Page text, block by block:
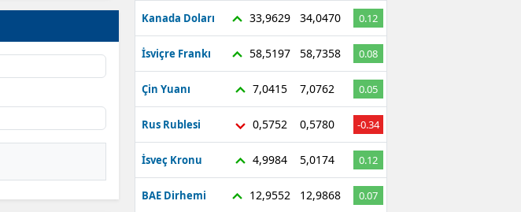
Kanada Doları 33,9629 34,0470 0.12
İsviçre Frankı 58,5197 58,7358 0.08
Çin Yuanı 7,0415 7,0762 0.05
Rus Rublesi 0,5752 0,5780 -0.34
İsveç Kronu 4,9984 5,0174 0.12
BAE Dirhemi 12,9552 12,9868 0.07